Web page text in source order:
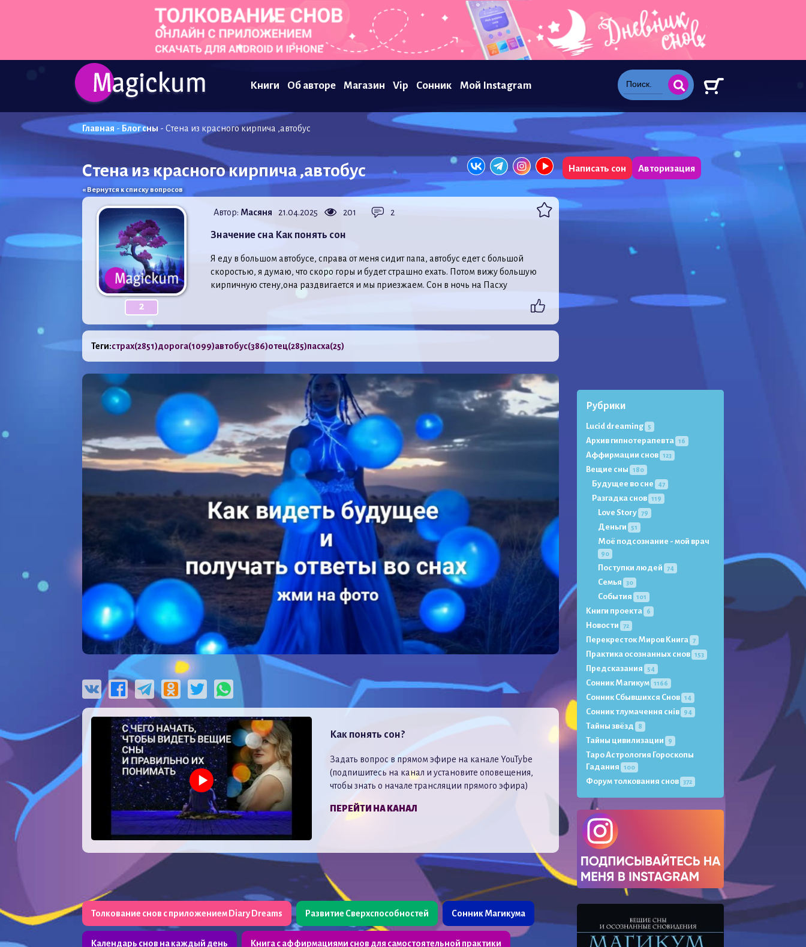
Книги Об авторе Магазин Vip Сонник Мой Instagram
Главная - Блог сны - Стена из красного кирпича ,автобус
Стена из красного кирпича ,автобус
« Вернутся к списку вопросов
Написать сон Авторизация
2
Автор: Масяня 21.04.2025 201 2
Значение сна Как понять сон
Я еду в большом автобусе, справа от меня сидит папа, автобус едет с большой
скоростью, я думаю, что скоро горы и будет страшно ехать. Потом вижу большую
кирпичную стену,она раздвигается и мы приезжаем. Сон в ночь на Пасху
Теги:страх(2851)дорога(1099)автобус(386)отец(285)пасха(25)
Как понять сон?
Задать вопрос в прямом эфире на канале YouTybe
(подпишитесь на канал и установите оповещения,
чтобы знать о начале трансляции прямого эфира)
ПЕРЕЙТИ НА КАНАЛ
Толкование снов с приложением Diary Dreams Развитие Сверхспособностей Сонник Магикума
Календарь снов на каждый день Книга с аффирмациями снов для самостоятельной практики
Рубрики
Lucid dreaming 5
Архив гипнотерапевта 16
Аффирмации снов 123
Вещие сны 180
Будущее во сне 47
Разгадка снов 119
Love Story 79
Деньги 51
Моё подсознание - мой врач
90
Поступки людей 74
Семья 30
События 101
Книги проекта 6
Новости 72
Перекресток Миров Книга 7
Практика осознанных снов 153
Предсказания 54
Сонник Магикум 1166
Сонник Сбывшихся Снов 14
Сонник тлумачення снів 94
Тайны звёзд 8
Тайны цивилизации 9
Таро Астрология Гороскопы
Гадания
100
Форум толкования снов 372